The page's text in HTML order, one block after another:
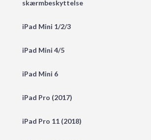
skærmbeskyttelse
iPad Mini 1/2/3
iPad Mini 4/5
iPad Mini 6
iPad Pro (2017)
iPad Pro 11 (2018)